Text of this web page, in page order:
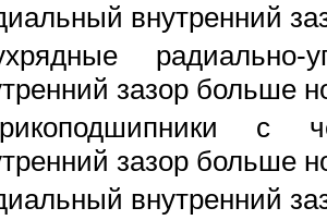
внутренний
радиально-
зазор больше
с
зазор больше
внутренний